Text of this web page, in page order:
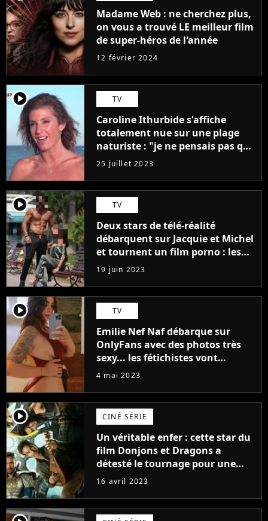
Madame Web : ne cherchez plus,
on vous a trouvé LE meilleur film
de super-héros de l'année
12 février 2024
player2 TV
Caroline Ithurbide s'affiche
totalement nue sur une plage
naturiste : "je ne pensais pas que
j'arriverais à le faire..."
25 juillet 2023
player2 TV
Deux stars de télé-réalité
débarquent sur Jacquie et Michel
et tournent un film porno : les
premières images du tournage
(exclu)
19 juin 2023
player2 TV
Emilie Nef Naf débarque sur
OnlyFans avec des photos très
sexy... les fétichistes vont
prendre leur pied !
4 mai 2023
player2 CINÉ SÉRIE
Un véritable enfer : cette star du
film Donjons et Dragons a
détesté le tournage pour une
raison très spéciale
16 avril 2023